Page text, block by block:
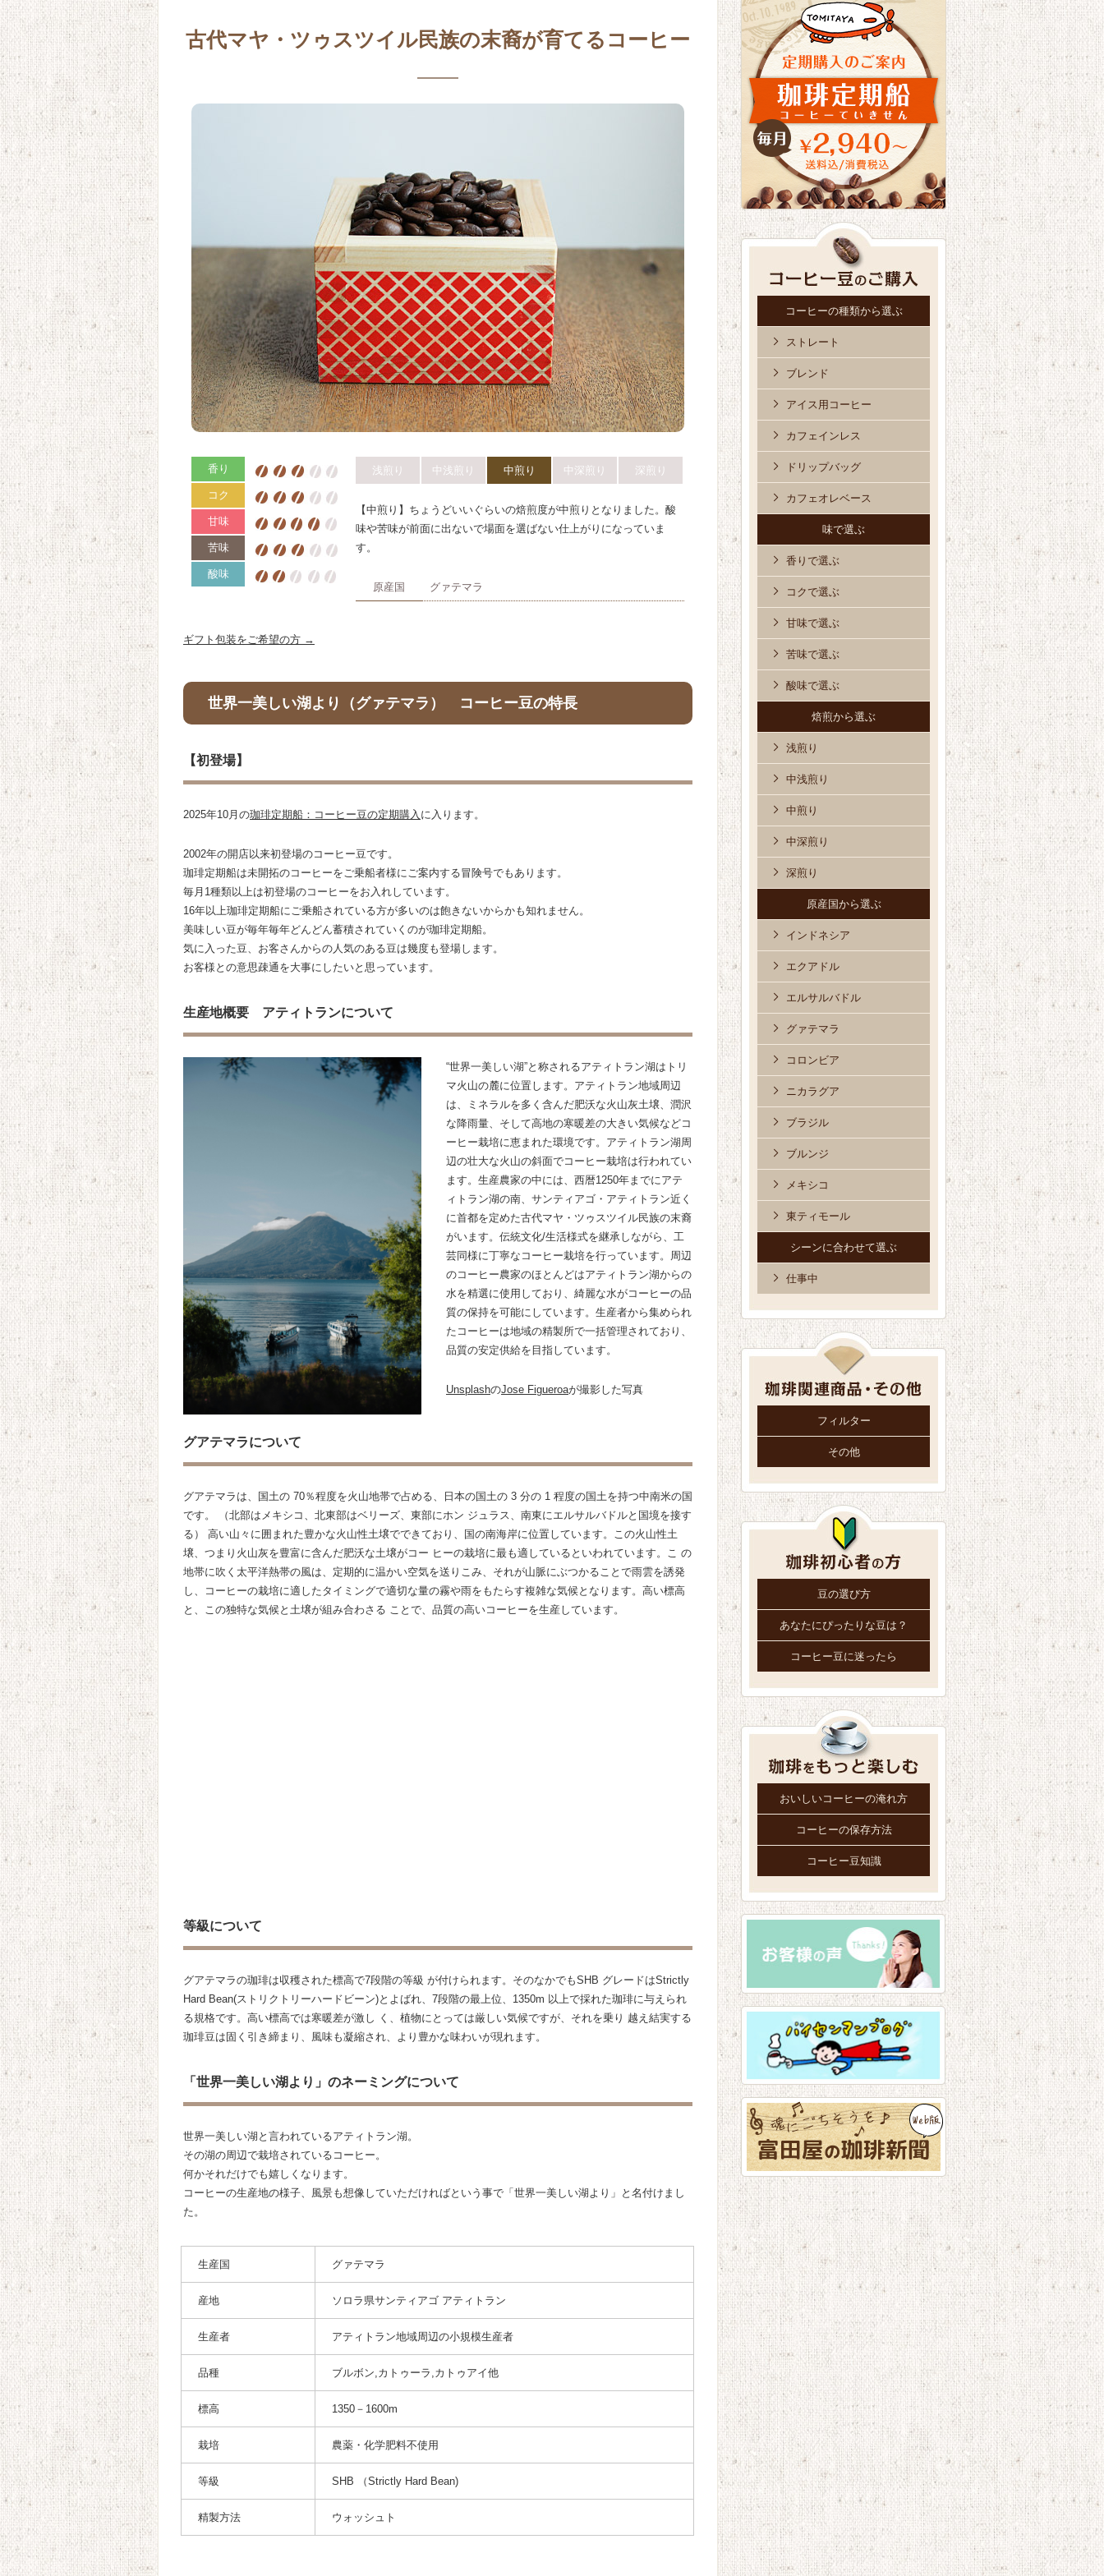
古代マヤ・ツゥスツイル民族の末裔が育てるコーヒー
香り
コク
甘味
苦味
酸味
浅煎り 中浅煎り 中煎り 中深煎り 深煎り
【中煎り】ちょうどいいぐらいの焙煎度が中煎りとなりました。酸
味や苦味が前面に出ないで場面を選ばない仕上がりになっていま
す。
原産国 グァテマラ
ギフト包装をご希望の方 →
世界一美しい湖より（グァテマラ） コーヒー豆の特長
【初登場】
2025年10月の珈琲定期船：コーヒー豆の定期購入 に入ります。
2002年の開店以来初登場のコーヒー豆です。
珈琲定期船は未開拓のコーヒーをご乗船者様にご案内する冒険号でもあります。
毎月1種類以上は初登場のコーヒーをお入れしています。
16年以上珈琲定期船にご乗船されている方が多いのは飽きないからかも知れません。
美味しい豆が毎年毎年どんどん蓄積されていくのが珈琲定期船。
気に入った豆、お客さんからの人気のある豆は幾度も登場します。
お客様との意思疎通を大事にしたいと思っています。
生産地概要 アティトランについて
“世界一美しい湖”と称されるアティトラン湖はトリ
マ火山の麓に位置します。アティトラン地域周辺
は、ミネラルを多く含んだ肥沃な火山灰土壌、潤沢
な降雨量、そして高地の寒暖差の大きい気候などコ
ーヒー栽培に恵まれた環境です。アティトラン湖周
辺の壮大な火山の斜面でコーヒー栽培は行われてい
ます。生産農家の中には、西暦1250年までにアテ
ィトラン湖の南、サンティアゴ・アティトラン近く
に首都を定めた古代マヤ・ツゥスツイル民族の末裔
がいます。伝統文化/生活様式を継承しながら、工
芸同様に丁寧なコーヒー栽培を行っています。周辺
のコーヒー農家のほとんどはアティトラン湖からの
水を精選に使用しており、綺麗な水がコーヒーの品
質の保持を可能にしています。生産者から集められ
たコーヒーは地域の精製所で一括管理されており、
品質の安定供給を目指しています。
UnsplashのJose Figueroaが撮影した写真
グアテマラについて
グアテマラは、国土の 70％程度を火山地帯で占める、日本の国土の 3 分の 1 程度の国土を持つ中南米の国
です。 （北部はメキシコ、北東部はベリーズ、東部にホン ジュラス、南東にエルサルバドルと国境を接す
る） 高い山々に囲まれた豊かな火山性土壌でできており、国の南海岸に位置しています。この火山性土
壌、つまり火山灰を豊富に含んだ肥沃な土壌がコー ヒーの栽培に最も適しているといわれています。こ の
地帯に吹く太平洋熱帯の風は、定期的に温かい空気を送りこみ、それが山脈にぶつかることで雨雲を誘発
し、コーヒーの栽培に適したタイミングで適切な量の霧や雨をもたらす複雑な気候となります。高い標高
と、この独特な気候と土壌が組み合わさる ことで、品質の高いコーヒーを生産しています。
等級について
グアテマラの珈琲は収穫された標高で7段階の等級 が付けられます。そのなかでもSHB グレードはStrictly
Hard Bean(ストリクトリーハードビーン)とよばれ、7段階の最上位、1350m 以上で採れた珈琲に与えられ
る規格です。高い標高では寒暖差が激し く、植物にとっては厳しい気候ですが、それを乗り 越え結実する
珈琲豆は固く引き締まり、風味も凝縮され、より豊かな味わいが現れます。
「世界一美しい湖より」のネーミングについて
世界一美しい湖と言われているアティトラン湖。
その湖の周辺で栽培されているコーヒー。
何かそれだけでも嬉しくなります。
コーヒーの生産地の様子、風景も想像していただければという事で「世界一美しい湖より」と名付けまし
た。
生産国 グァテマラ
産地 ソロラ県サンティアゴ アティトラン
生産者 アティトラン地域周辺の小規模生産者
品種 ブルボン,カトゥーラ,カトゥアイ他
標高 1350－1600m
栽培 農薬・化学肥料不使用
等級 SHB （Strictly Hard Bean)
精製方法 ウォッシュト
コーヒーの種類から選ぶ
ストレート
ブレンド
アイス用コーヒー
カフェインレス
ドリップバッグ
カフェオレベース
味で選ぶ
香りで選ぶ
コクで選ぶ
甘味で選ぶ
苦味で選ぶ
酸味で選ぶ
焙煎から選ぶ
浅煎り
中浅煎り
中煎り
中深煎り
深煎り
原産国から選ぶ
インドネシア
エクアドル
エルサルバドル
グァテマラ
コロンビア
ニカラグア
ブラジル
ブルンジ
メキシコ
東ティモール
シーンに合わせて選ぶ
仕事中
フィルター
その他
豆の選び方
あなたにぴったりな豆は？
コーヒー豆に迷ったら
おいしいコーヒーの淹れ方
コーヒーの保存方法
コーヒー豆知識